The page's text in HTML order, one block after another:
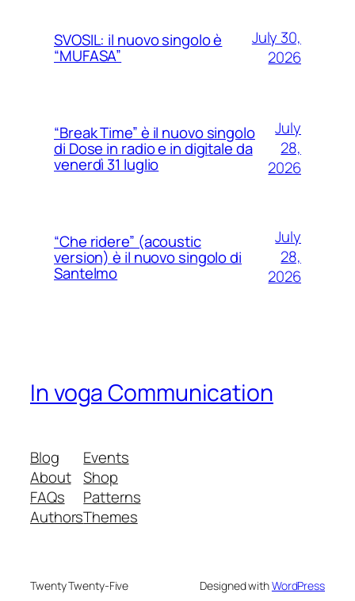
SVOSIL: il nuovo singolo è
“MUFASA”
July 30,
2026
“Break Time” è il nuovo singolo
di Dose in radio e in digitale da
venerdì 31 luglio
July
28,
2026
“Che ridere” (acoustic
version) è il nuovo singolo di
Santelmo
July
28,
2026
In voga Communication
Blog
About
FAQs
Authors
Events
Shop
Patterns
Themes
Twenty Twenty-Five Designed withWordPress